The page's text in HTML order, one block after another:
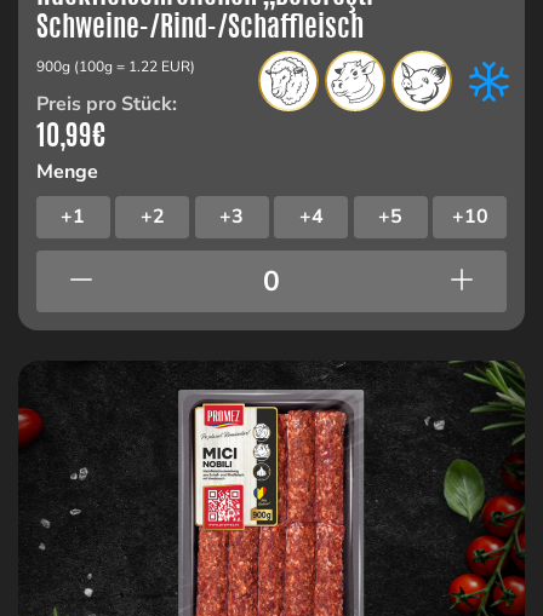
Schweine-/Rind-/Schaffleisch
900g (100g = 1.22 EUR)
Preis pro Stück:
10,99€
Menge
+1
+2 +3 +4 +5 +10